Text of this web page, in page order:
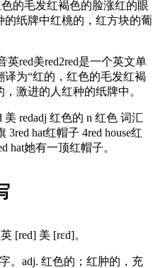
色的毛发红褐色的脸涨红的眼
纸牌中红桃的，红方块的葡
英red美red2red是一个英文单
为“红的，红色的毛发红褐
激进的人红种的纸牌中。
美 redadj 红色的 n 红色 词汇
3red hat红帽子 4red house红
hat她有一顶红帽子。
[red] 美 [rɛd]。
。adj. 红色的；红肿的，充